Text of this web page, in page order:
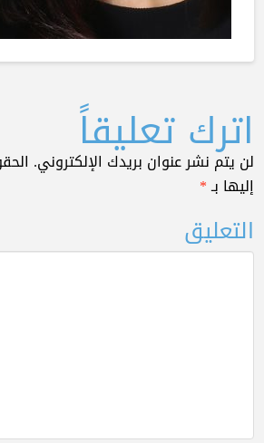
اترك تعليقاً
لن يتم نشر عنوان بريدك الإلكتروني.
إليها بـ*
التعليق